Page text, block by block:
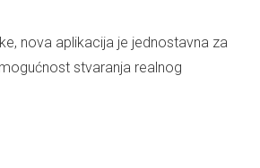
nova aplikacija je jednostavna za
stvaranja realnog